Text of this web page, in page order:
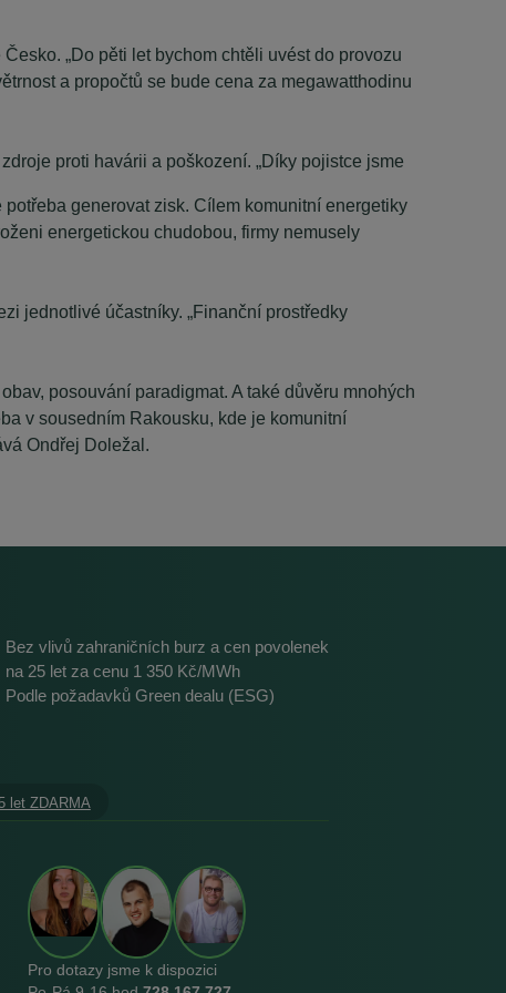
„Do pěti let bychom chtěli uvést do provozu
a propočtů se bude cena za megawatthodinu
proti havárii a poškození. „Díky pojistce jsme
generovat zisk. Cílem komunitní energetiky
energetickou chudobou, firmy nemusely
jednotlivé účastníky. „Finanční prostředky
posouvání paradigmat. A také důvěru mnohých
v sousedním Rakousku, kde je komunitní
Ondřej Doležal.
Bez vlivů zahraničních burz a cen povolenek
na 25 let za cenu 1 350 Kč/MWh
Podle požadavků Green dealu (ESG)
let ZDARMA
Pro dotazy jsme k dispozici